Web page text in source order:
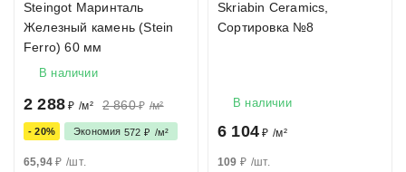
Steingot Маринталь
Железный камень (Stein
Ferro) 60 мм
В наличии
2 288 ₽ /м² 2 860 ₽ /м²
- 20% Экономия 572 ₽ /м²
65,94 ₽ /шт.
Skriabin Ceramics,
Сортировка №8
В наличии
6 104 ₽ /м²
109 ₽ /шт.